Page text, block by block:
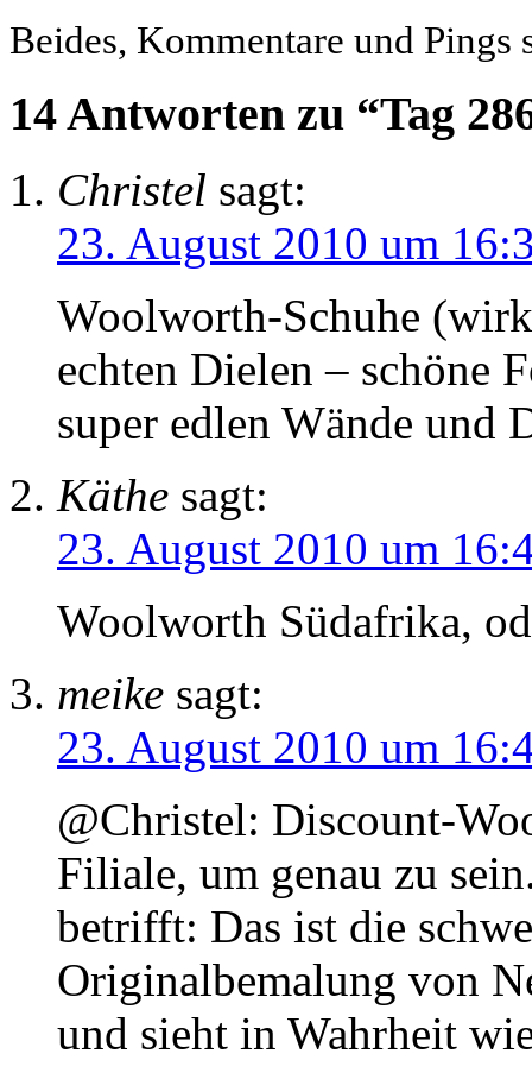
Beides, Kommentare und Pings
14 Antworten zu “Tag
Christel sagt:
23. August 2010 um
Woolworth-Schuhe
echten Dielen – schöne
super edlen Wände und
Käthe sagt:
23. August 2010 um
Woolworth Südafrika,
meike sagt:
23. August 2010 um
@Christel: Discount-
Filiale, um genau zu
betrifft: Das ist die
Originalbemalung von
und sieht in Wahrheit